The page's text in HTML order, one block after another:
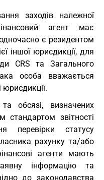
заходів належної
агент має
є резидентом
іншої юрисдикції, для
CRS та Загального
особа вважається
юрисдикції.
обсязі, визначених
звітності
перевірки статусу
рахунку та/або
агенти мають
інформацію та
до законодавства